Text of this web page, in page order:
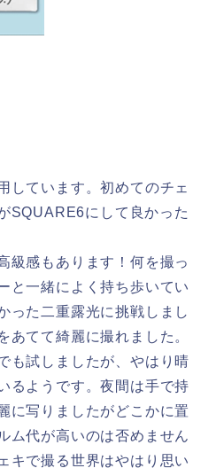
しています。初めてのチェ
SQUARE6にして良かった
級感もあります！何を撮っ
と一緒によく持ち歩いてい
った二重露光に挑戦しまし
あてて綺麗に撮れました。
も試しましたが、やはり晴
るようです。夜間は手で持
に写りましたがどこかに置
ム代が高いのは否めません
キで撮る世界はやはり思い